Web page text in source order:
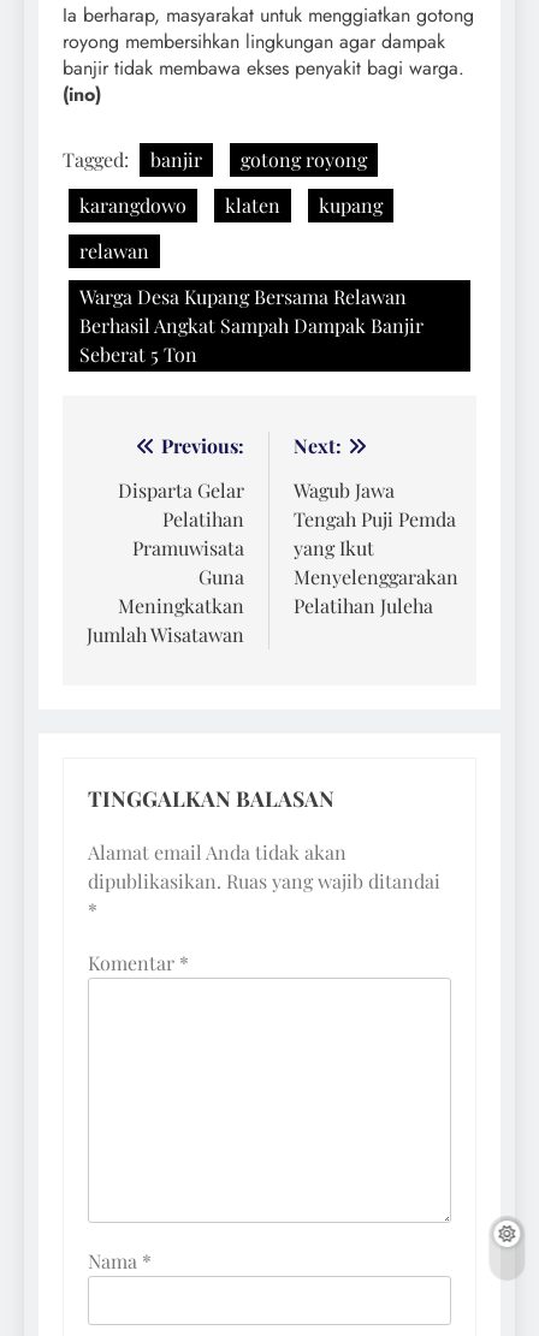
Ia berharap, masyarakat untuk menggiatkan gotong
royong membersihkan lingkungan agar dampak
banjir tidak membawa ekses penyakit bagi warga.
(ino)
Tagged: banjir
gotong royong
karangdowo
klaten
kupang
relawan
Warga Desa Kupang Bersama Relawan
Berhasil Angkat Sampah Dampak Banjir
Seberat 5 Ton
Navigasi
pos
Previous:
Disparta Gelar
Pelatihan
Pramuwisata
Guna
Meningkatkan
Jumlah Wisatawan
Next:
Wagub Jawa
Tengah Puji Pemda
yang Ikut
Menyelenggarakan
Pelatihan Juleha
TINGGALKAN BALASAN
Alamat email Anda tidak akan
dipublikasikan. Ruas yang wajib ditandai
*
Komentar *
Nama *